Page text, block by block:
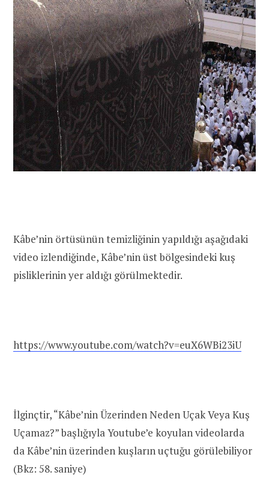
Kâbe’nin örtüsünün temizliğinin yapıldığı aşağıdaki
video izlendiğinde, Kâbe’nin üst bölgesindeki kuş
pisliklerinin yer aldığı görülmektedir.
https://www.youtube.com/watch?v=euX6WBi23iU
İlginçtir, “Kâbe’nin Üzerinden Neden Uçak Veya Kuş
Uçamaz?” başlığıyla Youtube’e koyulan videolarda
da Kâbe’nin üzerinden kuşların uçtuğu görülebiliyor
(Bkz: 58. saniye)